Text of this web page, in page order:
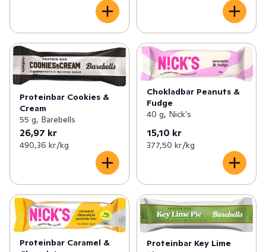
Proteinbar Cookies &
Cream
55 g, Barebells
26,97 kr
490,36 kr /kg
Chokladbar Peanuts &
Fudge
40 g, Nick's
15,10 kr
377,50 kr /kg
Proteinbar Caramel &
Proteinbar Key Lime